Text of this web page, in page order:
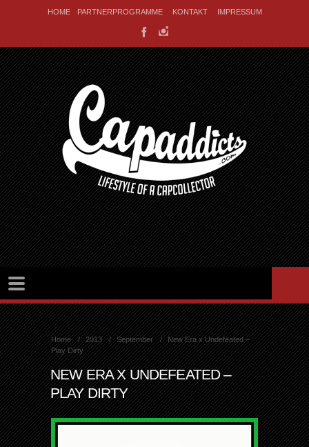
HOME PARTNERPROGRAMME KONTAKT IMPRESSUM
Home 2013 September
New Era x Undefeated –
Play Dirty
NEW ERA X UNDEFEATED –
PLAY DIRTY